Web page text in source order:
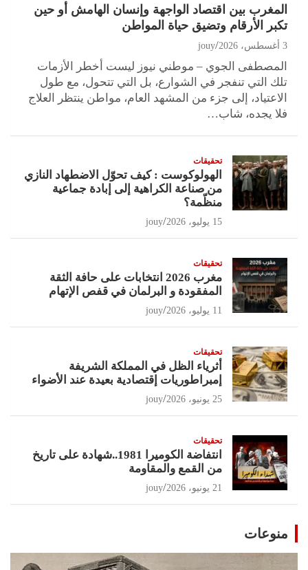
المغرب بين اقتصاد الواجهة وإنسان الهامش أو حين
تكبر الأرقام وتضيق حياة المواطن
3 أغسطس، 2026 jouy
المصطفى الجوي – موطني نيوز ليست أخطر الأزمات
تلك التي تنفجر في الشوارع، بل التي تتحول، مع طول
الاعتياد، إلى جزء من المشهد العام، مواطن ينتظر العلاج
فلا يجده، شاب…
تحقيقات
الهولوكوست : كيف تحوّل الاضطهاد النازي
من صناعة الكراهية إلى إبادة جماعية
منظّمة؟
15 يوليو، 2026 jouy
تحقيقات
مغرب 2026 انتخابات على حافة الثقة
المفقودة و البرلمان في قفص الإتهام
11 يوليو، 2026 jouy
تحقيقات
أثرياء الظل في المملكة الشريفة
إمبراطوريات إقتصادية بعيدة عند الأضواء
25 يونيو، 2026 jouy
تحقيقات
انتفاضة الكوميرا 1981..شهادة على تاريخ
من القمع والمقاومة
21 يونيو، 2026 jouy
منوعات